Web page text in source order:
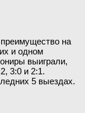
на
и одном
выиграли,
3:0 и 2:1.
5 выездах.